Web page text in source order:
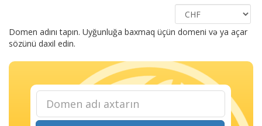
Domen adını tapın. Uyğunluğa baxmaq üçün domeni və ya açar
sözünü daxil edin.